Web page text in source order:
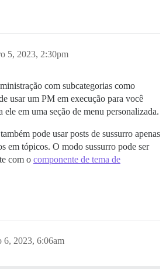
5, 2023, 2:30pm
com subcategorias como
usar um PM em execução para você
em uma seção de menu personalizada.
pode usar posts de sussurro apenas
em tópicos. O modo sussurro pode ser
com o componente de tema de
6, 2023, 6:06am